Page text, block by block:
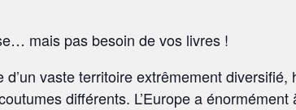
mais pas besoin de vos livres !
d’un vaste territoire extrêmement
différents. L’Europe a énormément